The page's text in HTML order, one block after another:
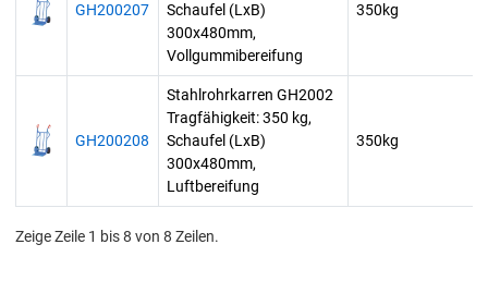
GH200207
Schaufel (LxB)
300x480mm,
Vollgummibereifung
350kg
GH200208
Stahlrohrkarren GH2002
Tragfähigkeit: 350 kg,
Schaufel (LxB)
300x480mm,
Luftbereifung
350kg
Zeige Zeile 1 bis 8 von 8 Zeilen.